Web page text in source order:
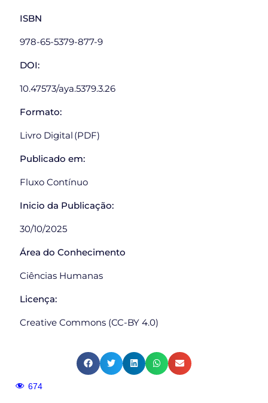
ISBN
978-65-5379-877-9
DOI:
10.47573/aya.5379.3.26
Formato:
Livro Digital (PDF)
Publicado em:
Fluxo Contínuo
Inicio da Publicação:
30/10/2025
Área do Conhecimento
Ciências Humanas
Licença:
Creative Commons (CC-BY 4.0)
674